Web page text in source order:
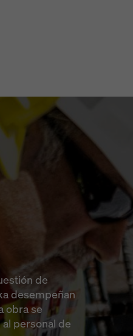
de
desempeñan
obra se
personal de